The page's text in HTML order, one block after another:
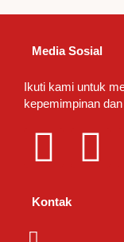
Media Sosial
Ikuti kami untuk
kepemimpinan
L
i
I
Kontak